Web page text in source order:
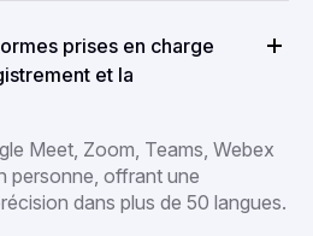
prises en charge
et la
Meet, Zoom, Teams, Webex
personne, offrant une
dans plus de 50 langues.